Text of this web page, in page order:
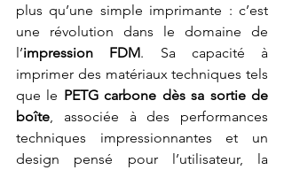
plus qu’une simple imprimante : c’est
une révolution dans le domaine de
l’impression FDM. Sa capacité à
imprimer des matériaux techniques tels
que le PETG carbone dès sa sortie de
boîte , associée à des performances
techniques impressionnantes et un
design pensé pour l’utilisateur, la